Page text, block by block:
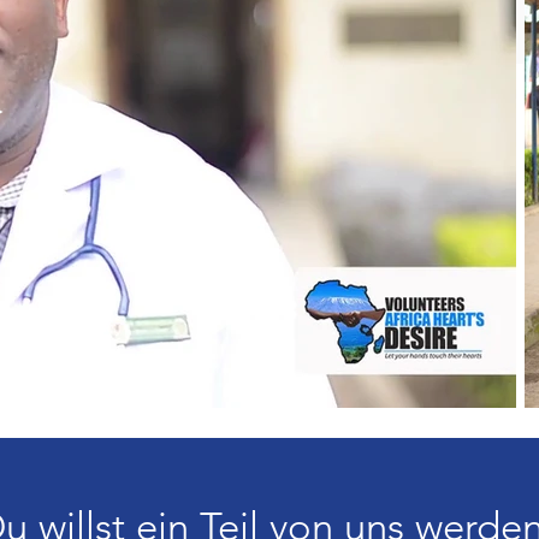
willst ein Teil von uns